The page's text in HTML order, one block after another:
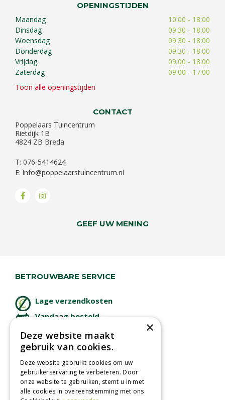
OPENINGSTIJDEN
Maandag
10:00 - 18:00
Dinsdag
09:30 - 18:00
Woensdag
09:30 - 18:00
Donderdag
09:30 - 18:00
Vrijdag
09:00 - 18:00
Zaterdag
09:00 - 17:00
Toon alle openingstijden
CONTACT
Poppelaars Tuincentrum
Rietdijk 1B
4824 ZB Breda
T: 076-5414624
E: info@poppelaarstuincentrum.nl
GEEF UW MENING
BETROUWBARE SERVICE
Lage verzendkosten
Vandaag besteld
Afhalen in tuincentrum
Betaal veilig
met iDeal - Wero
×
Deze website maakt
gebruik van cookies.
Deze website gebruikt cookies om uw
gebruikerservaring te verbeteren. Door
onze website te gebruiken, stemt u in met
alle cookies in overeenstemming met ons